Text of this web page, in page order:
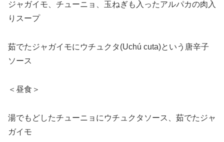
ジャガイモ、チューニョ、玉ねぎも入ったアルパカの肉入
りスープ
茹でたジャガイモにウチュクタ(Uchú cuta)という唐辛子
ソース
＜昼食＞
湯でもどしたチューニョにウチュクタソース、茹でたジャ
ガイモ